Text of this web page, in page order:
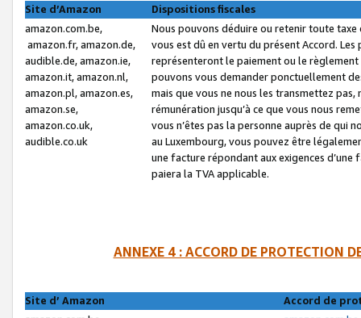
Site d’Amazon
Dispositions fiscales
amazon.com.be,
amazon.fr, amazon.de,
audible.de, amazon.ie,
amazon.it, amazon.nl,
amazon.pl, amazon.es,
amazon.se,
amazon.co.uk,
audible.co.uk
Nous pouvons déduire ou retenir toute
vous est dû en vertu du présent Accord.
représenteront le paiement ou le
pouvons vous demander ponctuellement
mais que vous ne nous les transmettez
rémunération jusqu’à ce que vous nous
vous n’êtes pas la personne auprès de qui
au Luxembourg, vous pouvez être
une facture répondant aux exigences
paiera la TVA applicable.
ANNEXE 4 : ACCORD DE PROTECTION
Site d’ Amazon
Accord de